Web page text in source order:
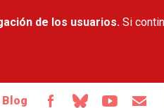
contenidode los usuarios. Si
Blog